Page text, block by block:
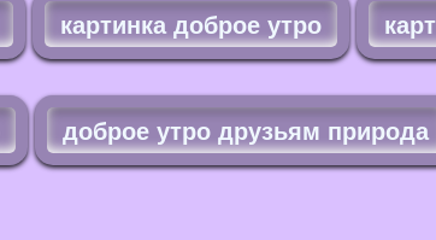
картинка доброе утро
доброе утро друзьям природа